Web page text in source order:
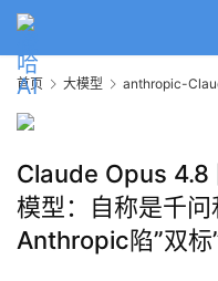
首页 大模型 anthropic-
Claude Opus 4.8
模型：自称是千问
Anthropic陷”双标